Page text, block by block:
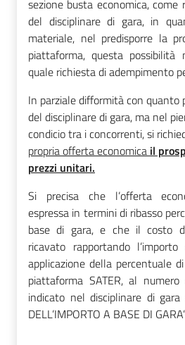
sezione busta economica,
del disciplinare di gara, in
materiale, nel predisporre la
piattaforma, questa
quale richiesta di adempimento
In parziale difformità con
del disciplinare di gara, ma nel
condicio tra i concorrenti, si
propria offerta economica il
prezzi unitari.
Si precisa che l’offerta
espressa in termini di ribasso
base di gara, e che il costo
ricavato rapportando
applicazione della percentuale
piattaforma SATER, al
indicato nel disciplinare di
DELL’IMPORTO A BASE DI